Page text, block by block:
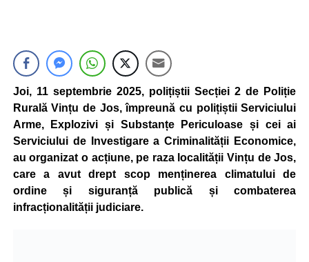
Joi, 11 septembrie 2025, polițiștii Secției 2 de Poliție
Rurală Vințu de Jos, împreună cu polițiștii Serviciului
Arme, Explozivi și Substanțe Periculoase și cei ai
Serviciului de Investigare a Criminalității Economice,
au organizat o acțiune, pe raza localității Vințu de Jos,
care a avut drept scop menținerea climatului de
ordine și siguranță publică și combaterea
infracționalității judiciare.